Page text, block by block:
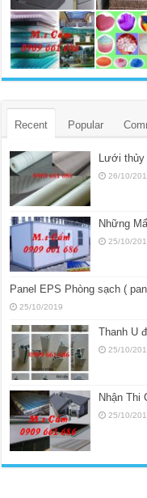
Recent Popular
Lưới thủy
26/10/
Những
25/10/
Panel EPS Phòng sạch (
25/10/2019
Thanh U
25/10/
Nhận Thi
25/10/